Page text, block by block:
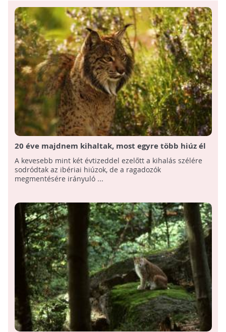
20 éve majdnem kihaltak, most egyre több hiúz él
az Ibériai-félszigeten
A kevesebb mint két évtizeddel ezelőtt a kihalás szélére
sodródtak az ibériai hiúzok, de a ragadozók
megmentésére irányuló ...